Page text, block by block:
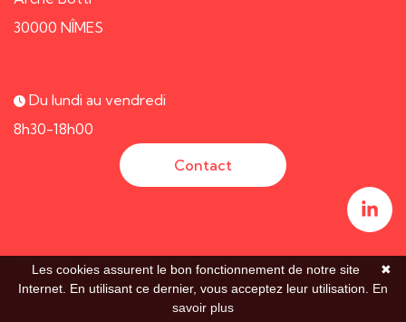
30000 NÎMES
Du lundi au vendredi
8h30-18h00
Contact
✖
Les cookies assurent le bon fonctionnement de notre site
Internet. En utilisant ce dernier, vous acceptez leur utilisation. En
savoir plus